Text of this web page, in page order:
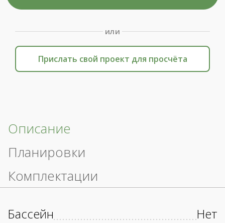
или
Прислать свой проект для просчёта
Описание
Планировки
Комплектации
Бассейн
Нет